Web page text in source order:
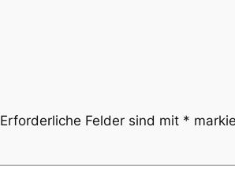
Erforderliche Felder sind mit *